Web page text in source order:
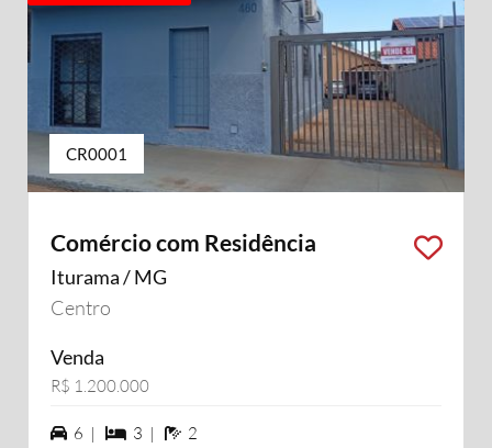
CR0001
Comércio com Residência
Iturama / MG
Centro
Venda
R$ 1.200.000
6 vagas na garagem
6 | 3 dormiórios
3 | 2 banheiros
2